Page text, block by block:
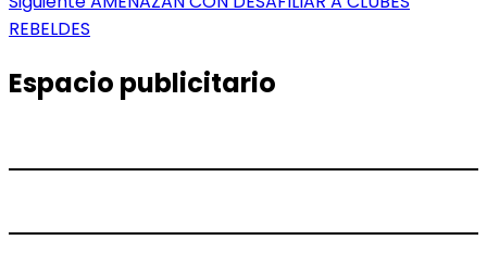
entradas
REBELDES
Espacio publicitario